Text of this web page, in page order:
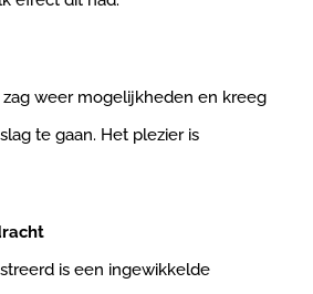
weer mogelijkheden en kreeg
te gaan. Het plezier is
is een ingewikkelde